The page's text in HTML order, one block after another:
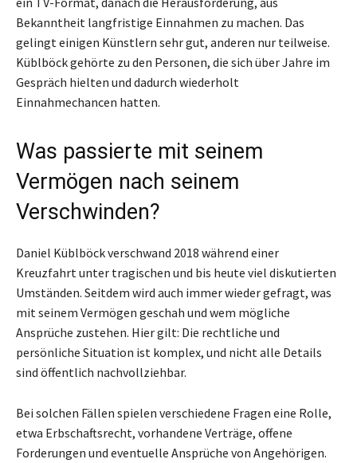
Bekanntheit langfristige Einnahmen zu machen. Das
gelingt einigen Künstlern sehr gut, anderen nur teilweise.
Küblböck gehörte zu den Personen, die sich über Jahre im
Gespräch hielten und dadurch wiederholt
Einnahmechancen hatten.
Was passierte mit seinem
Vermögen nach seinem
Verschwinden?
Daniel Küblböck verschwand 2018 während einer
Kreuzfahrt unter tragischen und bis heute viel diskutierten
Umständen. Seitdem wird auch immer wieder gefragt, was
mit seinem Vermögen geschah und wem mögliche
Ansprüche zustehen. Hier gilt: Die rechtliche und
persönliche Situation ist komplex, und nicht alle Details
sind öffentlich nachvollziehbar.
Bei solchen Fällen spielen verschiedene Fragen eine Rolle,
etwa Erbschaftsrecht, vorhandene Verträge, offene
Forderungen und eventuelle Ansprüche von Angehörigen.